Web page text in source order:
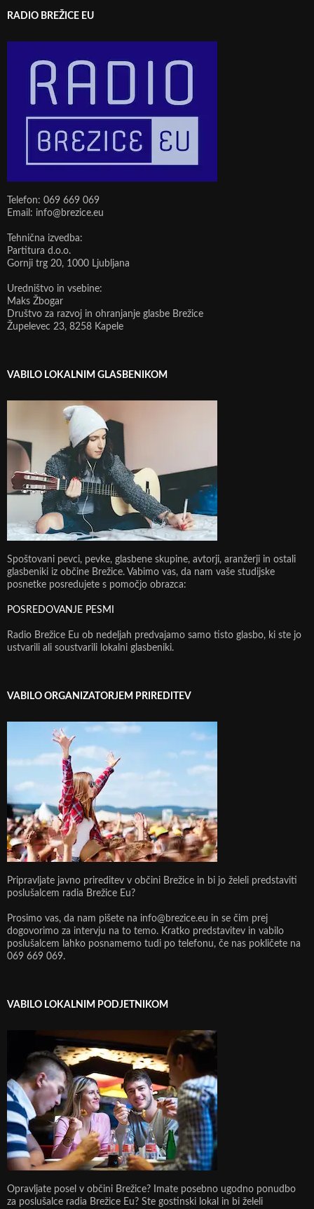
RADIO BREŽICE EU
Telefon: 069 669 069
Email: info@brezice.eu
Tehnična izvedba:
Partitura d.o.o.
Gornji trg 20, 1000 Ljubljana
Uredništvo in vsebine:
Maks Žbogar
Društvo za razvoj in ohranjanje glasbe Brežice
Župelevec 23, 8258 Kapele
VABILO LOKALNIM GLASBENIKOM
Spoštovani pevci, pevke, glasbene skupine, avtorji, aranžerji in ostali
glasbeniki iz občine Brežice. Vabimo vas, da nam vaše studijske
posnetke posredujete s pomočjo obrazca:
POSREDOVANJE PESMI
Radio Brežice Eu ob nedeljah predvajamo samo tisto glasbo, ki ste jo
ustvarili ali soustvarili lokalni glasbeniki.
VABILO ORGANIZATORJEM PRIREDITEV
Pripravljate javno prireditev v občini Brežice in bi jo želeli predstaviti
poslušalcem radia Brežice Eu?
Prosimo vas, da nam pišete na info@brezice.eu in se čim prej
dogovorimo za intervju na to temo. Kratko predstavitev in vabilo
poslušalcem lahko posnamemo tudi po telefonu, če nas pokličete na
069 669 069.
VABILO LOKALNIM PODJETNIKOM
Opravljate posel v občini Brežice? Imate posebno ugodno ponudbo
za poslušalce radia Brežice Eu? Ste gostinski lokal in bi želeli